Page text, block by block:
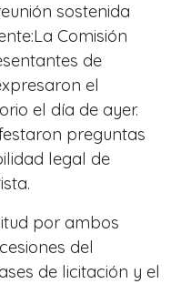
sostenida
Comisión
de
el
el día de ayer.
preguntas
legal de
por ambos
del
de licitación y el